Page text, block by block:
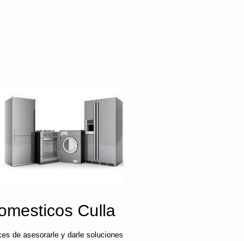
Culla
de asesorarle y darle soluciones